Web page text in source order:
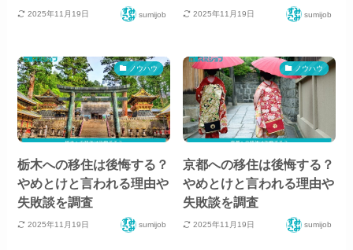
2025年11月19日 sumijob 2025年11月19日 sumijob
ノウハウ
栃木への移住は後悔する？
やめとけと言われる理由や
失敗談を調査
2025年11月19日 sumijob
ノウハウ
京都への移住は後悔する？
やめとけと言われる理由や
失敗談を調査
2025年11月19日 sumijob